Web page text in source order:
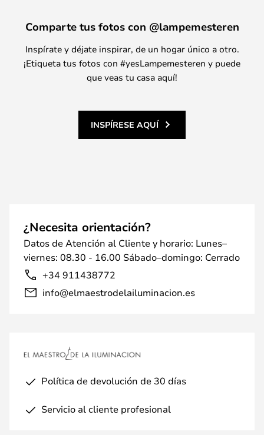
Comparte tus fotos con @lampemesteren
Inspírate y déjate inspirar, de un hogar único a otro.
¡Etiqueta tus fotos con #yesLampemesteren y puede
que veas tu casa aquí!
INSPÍRESE AQUÍ
¿Necesita orientación?
Datos de Atención al Cliente y horario: Lunes–
viernes: 08.30 - 16.00 Sábado–domingo: Cerrado
+34 911438772
info@elmaestrodelailuminacion.es
Política de devolución de 30 días
Servicio al cliente profesional